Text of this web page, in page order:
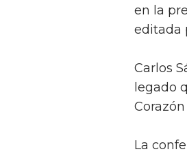
en la
editada
Carlos
legado
La